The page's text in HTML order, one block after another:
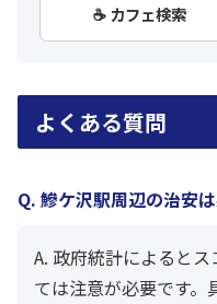
☕ カフェ検索
よくある質問
Q. 鰺ケ沢駅周辺の治安
A. 政府統計によると
ては注意が必要です